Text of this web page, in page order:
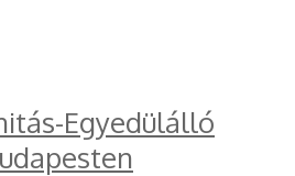
Egyedülálló